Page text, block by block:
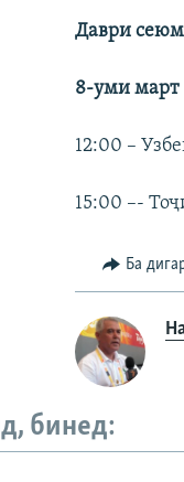
Даври сеюм
8-уми
12:00 –
15:00 –-
Ба
бинед: